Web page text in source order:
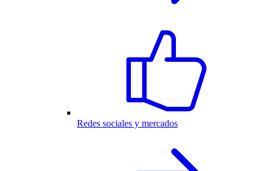
Redes sociales y mercados